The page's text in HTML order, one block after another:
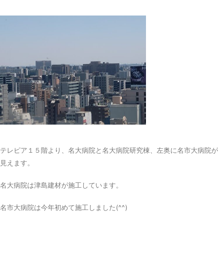
テレピア１５階より、名大病院と名大病院研究棟、左奥に名市大病院が
見えます。
名大病院は津島建材が施工しています。
名市大病院は今年初めて施工しました(⁠^⁠^⁠)